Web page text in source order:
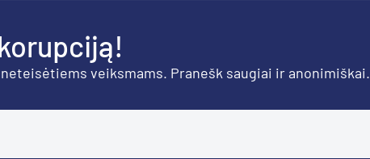
veiksmams. Pranešk saugiai ir anonimiškai.